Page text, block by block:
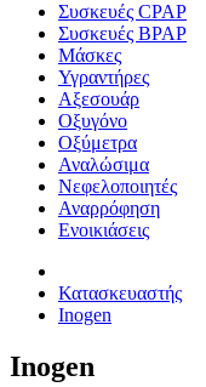
Συσκευές CPAP
Συσκευές BPAP
Μάσκες
Υγραντήρες
Αξεσουάρ
Οξυγόνο
Οξύμετρα
Αναλώσιμα
Νεφελοποιητές
Αναρρόφηση
Ενοικιάσεις
Κατασκευαστής
Inogen
Inogen